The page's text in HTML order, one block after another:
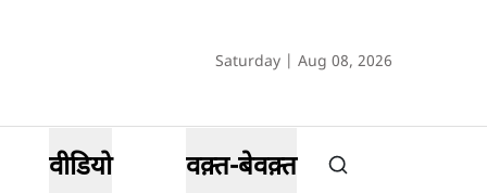
Saturday | Aug 08, 2026
वीडियो वक़्त-बेवक़्त